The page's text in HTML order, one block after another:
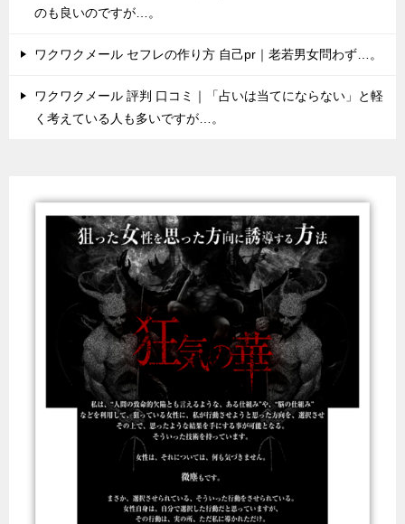
のも良いのですが…。
ワクワクメール セフレの作り方 自己pr｜老若男女問わず…。
ワクワクメール 評判 口コミ｜「占いは当てにならない」と軽
く考えている人も多いですが…。